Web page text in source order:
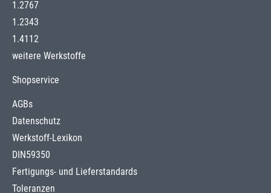
1.2767
1.2343
1.4112
weitere Werkstoffe
Shopservice
AGBs
Datenschutz
Werkstoff-Lexikon
DIN59350
Fertigungs- und Lieferstandards
Toleranzen